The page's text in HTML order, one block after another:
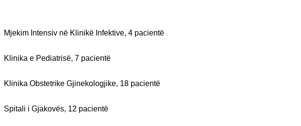
Mjekim Intensiv në Klinikë Infektive, 4 pacientë
Klinika e Pediatrisë, 7 pacientë
Klinika Obstetrike Gjinekologjike, 18 pacientë
Spitali i Gjakovës, 12 pacientë